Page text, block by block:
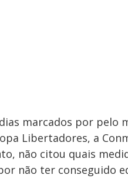
marcados por pelo
Libertadores, a
não citou quais
não ter conseguido